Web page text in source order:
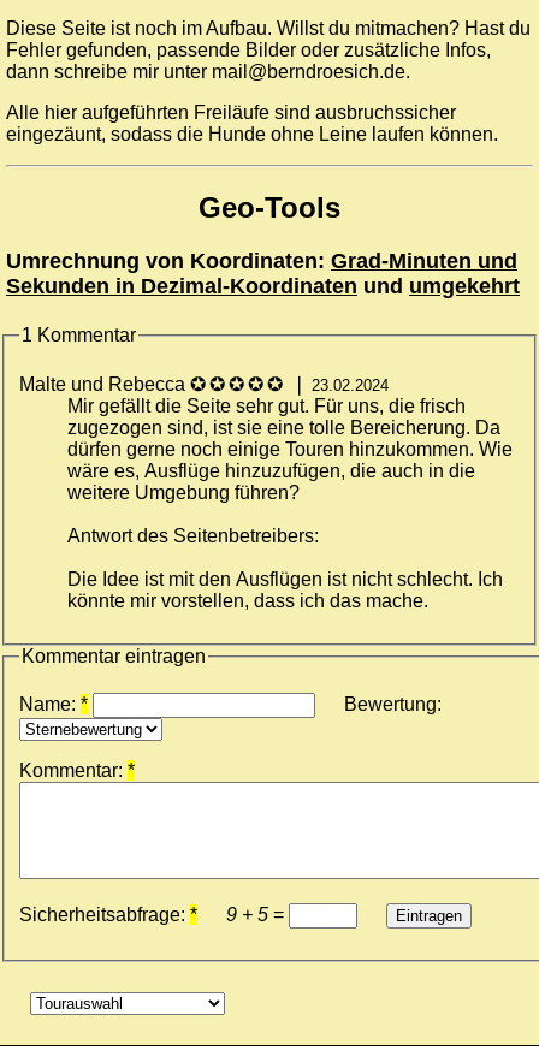
Diese Seite ist noch im Aufbau. Willst du mitmachen? Hast du
Fehler gefunden, passende Bilder oder zusätzliche Infos,
dann schreibe mir unter mail@berndroesich.de.
Alle hier aufgeführten Freiläufe sind ausbruchssicher
eingezäunt, sodass die Hunde ohne Leine laufen können.
Geo-Tools
Umrechnung von Koordinaten: Grad-Minuten und
Sekunden in Dezimal-Koordinaten und umgekehrt
1 Kommentar
Malte und Rebecca ✪ ✪ ✪ ✪ ✪ 23.02.2024
Mir gefällt die Seite sehr gut. Für uns, die frisch
zugezogen sind, ist sie eine tolle Bereicherung. Da
dürfen gerne noch einige Touren hinzukommen. Wie
wäre es, Ausflüge hinzuzufügen, die auch in die
weitere Umgebung führen?
Antwort des Seitenbetreibers:
Die Idee ist mit den Ausflügen ist nicht schlecht. Ich
könnte mir vorstellen, dass ich das mache.
Kommentar eintragen
Name: * Bewertung:
Kommentar: *
Sicherheitsabfrage: * 9 + 5 = Eintragen